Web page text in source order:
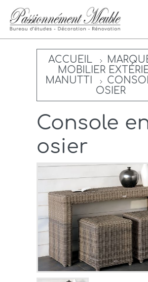
ACCUEIL
MOBILIER
MANUTTI
OSIER
Console
osier